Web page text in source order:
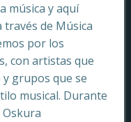
música y aquí
de Música
por los
con artistas que
grupos que se
musical. Durante